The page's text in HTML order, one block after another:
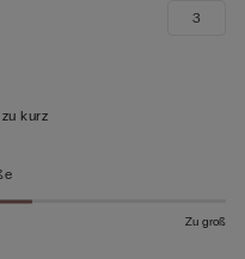
kurz
3
Zu groß